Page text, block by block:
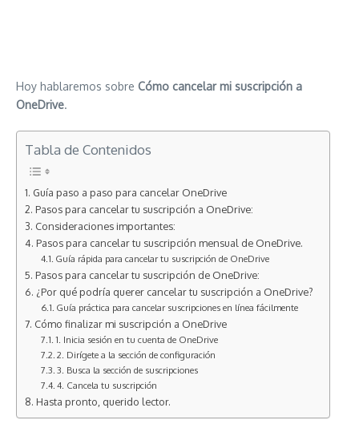
Hoy hablaremos sobre Cómo cancelar mi suscripción a
OneDrive.
Tabla de Contenidos
Guía paso a paso para cancelar OneDrive
Pasos para cancelar tu suscripción a OneDrive:
Consideraciones importantes:
Pasos para cancelar tu suscripción mensual de OneDrive.
Guía rápida para cancelar tu suscripción de OneDrive
Pasos para cancelar tu suscripción de OneDrive:
¿Por qué podría querer cancelar tu suscripción a OneDrive?
Guía práctica para cancelar suscripciones en línea fácilmente
Cómo finalizar mi suscripción a OneDrive
1. Inicia sesión en tu cuenta de OneDrive
2. Dirígete a la sección de configuración
3. Busca la sección de suscripciones
4. Cancela tu suscripción
Hasta pronto, querido lector.